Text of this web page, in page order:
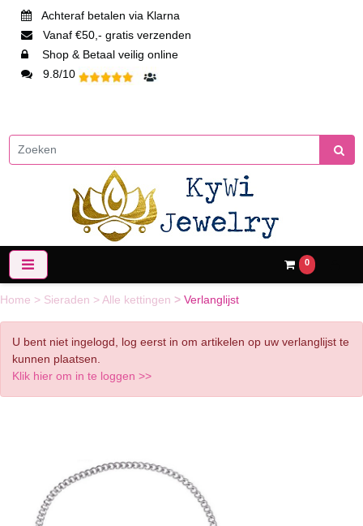
Achteraf betalen via Klarna
Vanaf €50,- gratis verzenden
Shop & Betaal veilig online
9.8/10
0
Home > Sieraden >Alle kettingen > Verlanglijst
U bent niet ingelogd, log eerst in om artikelen op uw verlanglijst te
kunnen plaatsen.
Klik hier om in te loggen >>